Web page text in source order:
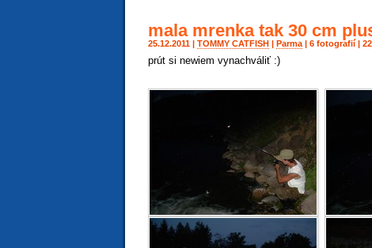
mala mrenka tak 30 cm
25.12.2011 | TOMMY CATFISH | Parma | 6 fotografií |
prút si newiem vynachváliť :)